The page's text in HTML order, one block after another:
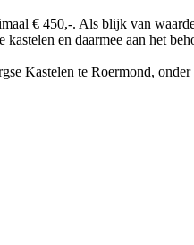
€ 450,-. Als blijk van
en daarmee aan het
Kastelen te Roermond, onder